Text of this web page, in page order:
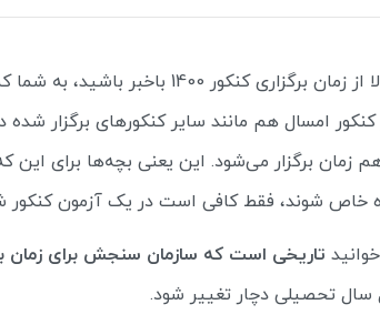
این که از همین حالا از زمان برگزاری
کنکور امسال هم مانند سایر کنکورهای برگزار
برگزار می‌شود. این یعنی بچه‌ها برای این
خاص شوند، فقط کافی است در یک آزمون کنکور
تاریخی است که سازمان سنجش برای زمان برگزاری کنکور
تحصیلی دچار تغییر شود.